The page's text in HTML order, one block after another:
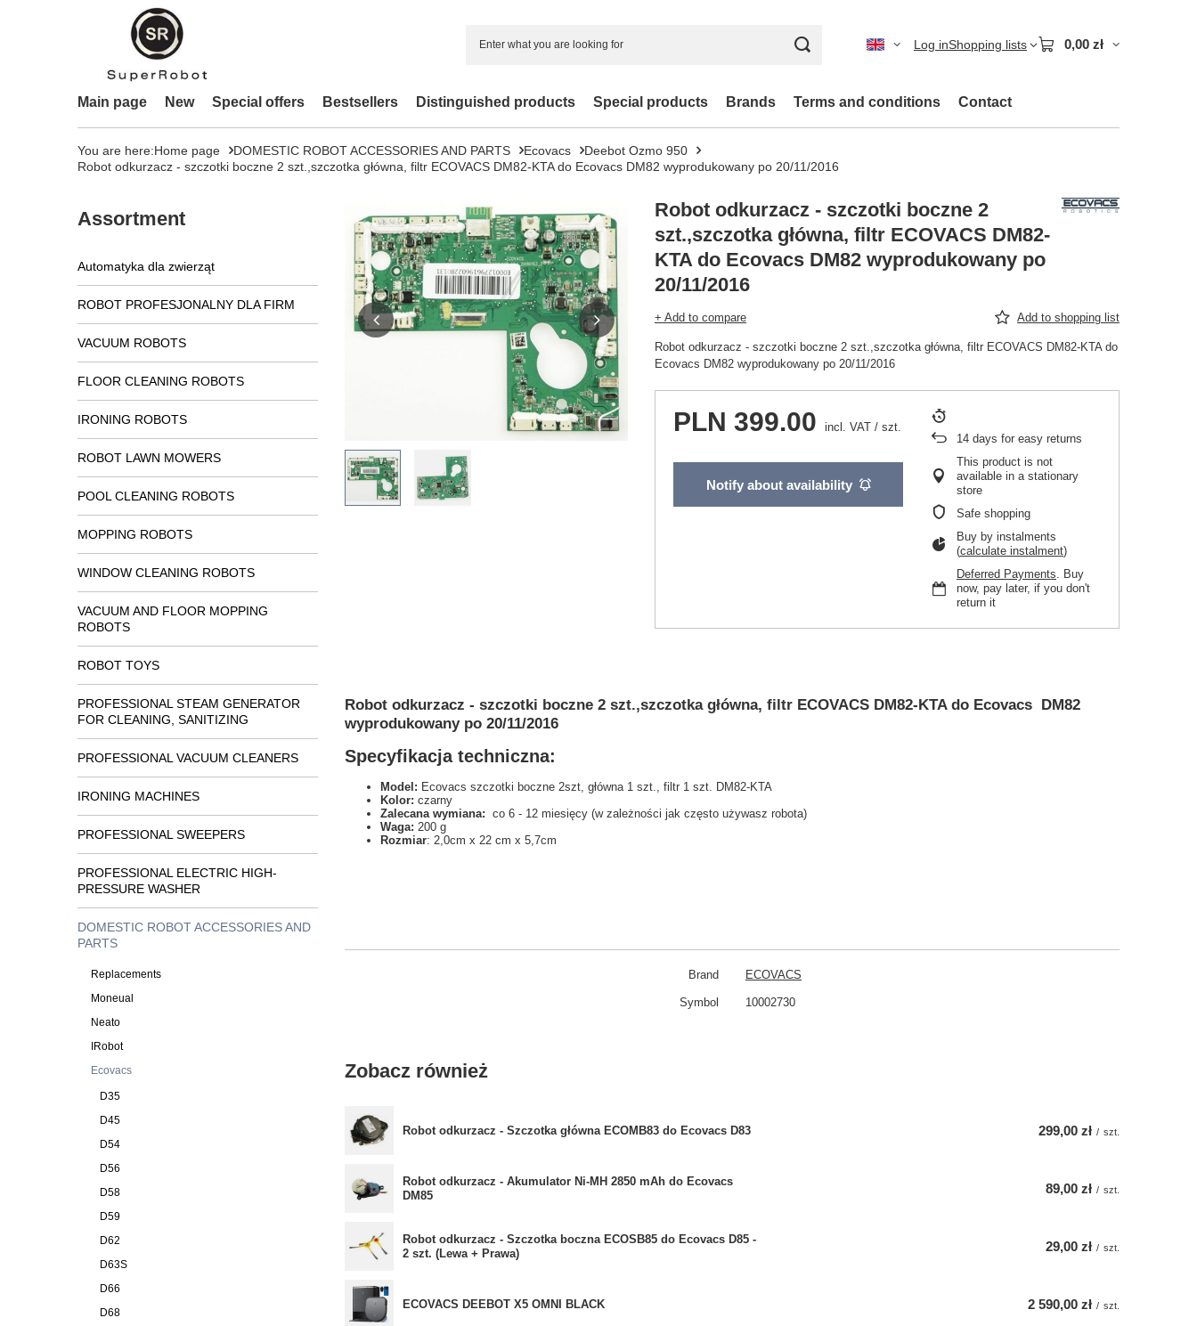
Log inShopping lists 0,00 zł
Main page New Special offers Bestsellers Distinguished products Special products Brands Terms and conditions Contact
You are here:Home page DOMESTIC ROBOT ACCESSORIES AND PARTS Ecovacs
Deebot Ozmo 950
Robot odkurzacz - szczotki boczne 2 szt.,szczotka główna, filtr ECOVACS DM82-KTA do Ecovacs DM82 wyprodukowany po 20/11/2016
Assortment
Automatyka dla zwierząt
ROBOT PROFESJONALNY DLA FIRM
VACUUM ROBOTS
FLOOR CLEANING ROBOTS
IRONING ROBOTS
ROBOT LAWN MOWERS
POOL CLEANING ROBOTS
MOPPING ROBOTS
WINDOW CLEANING ROBOTS
VACUUM AND FLOOR MOPPING
ROBOTS
ROBOT TOYS
PROFESSIONAL STEAM GENERATOR
FOR CLEANING, SANITIZING
PROFESSIONAL VACUUM CLEANERS
IRONING MACHINES
PROFESSIONAL SWEEPERS
PROFESSIONAL ELECTRIC HIGH-
PRESSURE WASHER
DOMESTIC ROBOT ACCESSORIES AND
PARTS
Replacements
Moneual
Neato
IRobot
Ecovacs
D35
D45
D54
D56
D58
D59
D62
D63S
D66
D68
Robot odkurzacz - szczotki boczne 2
szt.,szczotka główna, filtr ECOVACS DM82-
KTA do Ecovacs DM82 wyprodukowany po
20/11/2016
+ Add to compare Add to shopping list
Robot odkurzacz - szczotki boczne 2 szt.,szczotka główna, filtr ECOVACS DM82-KTA do
Ecovacs DM82 wyprodukowany po 20/11/2016
PLN 399.00 incl. VAT / szt.
Notify about availability
14 days for easy returns
This product is not
available in a stationary
store
Safe shopping
Buy by instalments
(calculate instalment)
Deferred Payments. Buy
now, pay later, if you don't
return it
Robot odkurzacz - szczotki boczne 2 szt.,szczotka główna, filtr ECOVACS DM82-KTA do Ecovacs DM82
wyprodukowany po 20/11/2016
Specyfikacja techniczna:
Model: Ecovacs szczotki boczne 2szt, główna 1 szt., filtr 1 szt. DM82-KTA
Kolor: czarny
Zalecana wymiana: co 6 - 12 miesięcy (w zależności jak często używasz robota)
Waga: 200 g
Rozmiar: 2,0cm x 22 cm x 5,7cm
Brand ECOVACS
Symbol 10002730
Zobacz również
Robot odkurzacz - Szczotka główna ECOMB83 do Ecovacs D83 299,00 zł / szt.
Robot odkurzacz - Akumulator Ni-MH 2850 mAh do Ecovacs
DM85
89,00 zł / szt.
Robot odkurzacz - Szczotka boczna ECOSB85 do Ecovacs D85 -
2 szt. (Lewa + Prawa)
29,00 zł / szt.
ECOVACS DEEBOT X5 OMNI BLACK 2 590,00 zł / szt.